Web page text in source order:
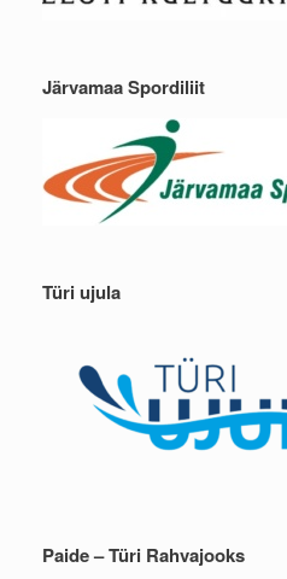
Järvamaa Spordiliit
Türi ujula
Paide – Türi Rahvajooks